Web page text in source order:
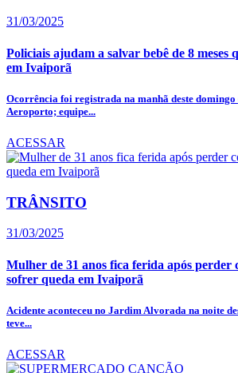
31/03/2025
Policiais ajudam a salvar bebê de 8 meses
em Ivaiporã
Ocorrência foi registrada na manhã deste
Aeroporto; equipe...
ACESSAR
TRÂNSITO
31/03/2025
Mulher de 31 anos fica ferida após perder
sofrer queda em Ivaiporã
Acidente aconteceu no Jardim Alvorada na noite
teve...
ACESSAR